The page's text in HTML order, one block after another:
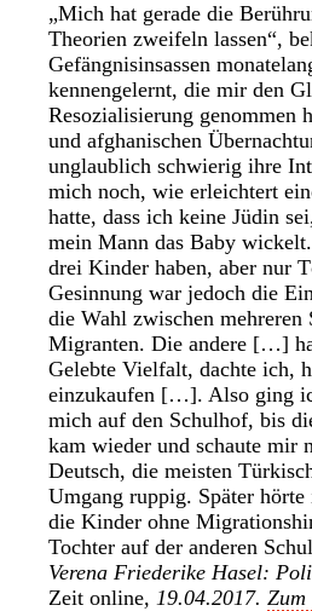
„Mich hat gerade die
Theorien zweifeln lassen“,
Gefängnisinsassen
kennengelernt, die mir den
Resozialisierung genommen
und afghanischen
unglaublich schwierig ihre
mich noch, wie erleichtert
hatte, dass ich keine Jüdin
mein Mann das Baby
drei Kinder haben, aber nur
Gesinnung war jedoch die
die Wahl zwischen
Migranten. Die andere […]
Gelebte Vielfalt, dachte ich,
einzukaufen […]. Also ging
mich auf den Schulhof, bis
kam wieder und schaute mir
Deutsch, die meisten
Umgang ruppig. Später
die Kinder ohne
Tochter auf der anderen
Verena Friederike Hasel:
Zeit online, 19.04.2017.